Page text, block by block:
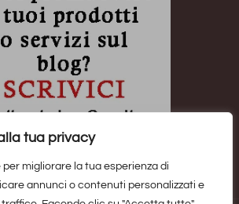
tua privacy
per migliorare la tua esperienza di
annunci o contenuti personalizzati e